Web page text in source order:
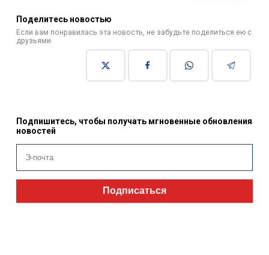
Поделитесь новостью
Если вам понравилась эта новость, не забудьте поделиться ею с
друзьями
Подпишитесь, чтобы получать мгновенные обновления
новостей
Подписаться